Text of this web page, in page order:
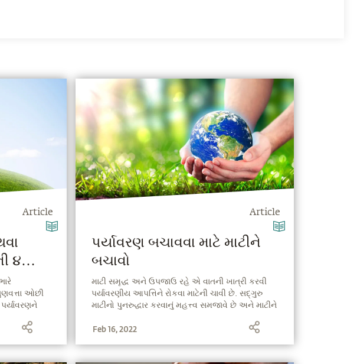
Article
૪
Article
પર્યાવરણ બચાવવા માટે માટીને
બચાવો
માટી સમૃદ્ધ અને ઉપજાઉ રહે એ વાતની ખાત્રી કરવી
પર્યાવરણીય આપત્તિને રોકવા માટેની ચાવી છે. સદ્‍ગુરુ
માટીનો પુનરુદ્ધાર કરવાનું મહત્ત્વ સમજાવે છે અને માટીને
Feb 16, 2022